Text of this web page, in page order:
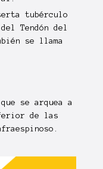
tubérculo
Tendón del
se llama
se arquea a
de las
.